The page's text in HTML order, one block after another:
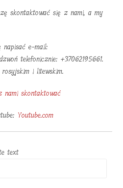
skontaktować się z nami, a my
e-mail:
telefonicznie: +37062195661.
i litewskim.
nami skontaktować
Youtube.com
text